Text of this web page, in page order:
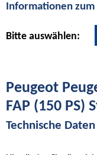
Informationen
Bitte auswählen:
Peugeot
FAP (150 PS)
Technische